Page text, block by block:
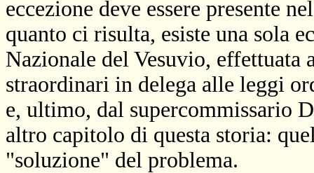
eccezione deve essere presente
quanto ci risulta, esiste una sola
Nazionale del Vesuvio,
straordinari in delega alle leggi
e, ultimo, dal supercommissario
altro capitolo di questa storia:
"soluzione" del problema.